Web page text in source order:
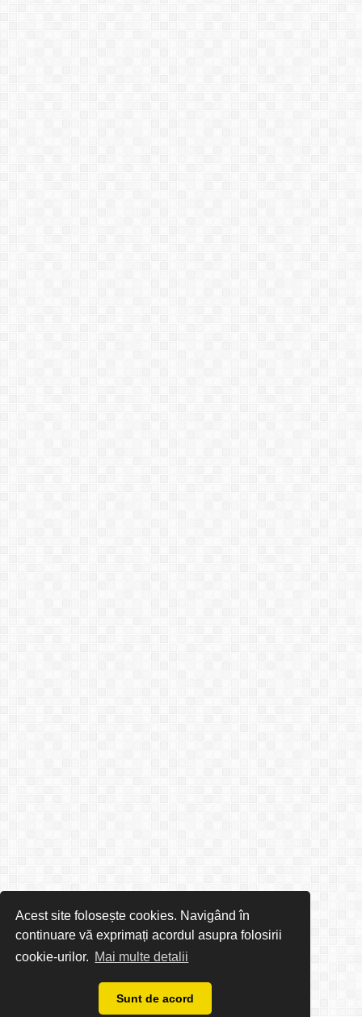
Acest site folosește cookies. Navigând în
continuare vă exprimați acordul asupra folosirii
cookie-urilor. Mai multe detalii
Sunt de acord